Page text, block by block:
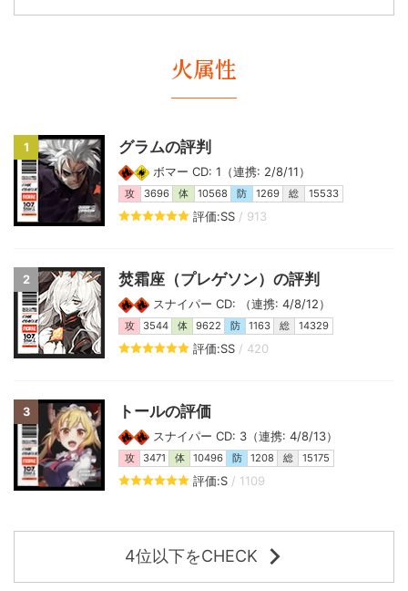
火属性
1 グラムの評判
ボマー CD: 1（連携: 2/8/11）
攻 3696 体 10568 防 1269 総 15533
評価:SS / 913
2 焚霜座（プレゲソン）の評判
スナイパー CD: （連携: 4/8/12）
攻 3544 体 9622 防 1163 総 14329
評価:SS / 420
3 トールの評価
スナイパー CD: 3（連携: 4/8/13）
攻 3471 体 10496 防 1208 総 15175
評価:S / 1109
4位以下をCHECK